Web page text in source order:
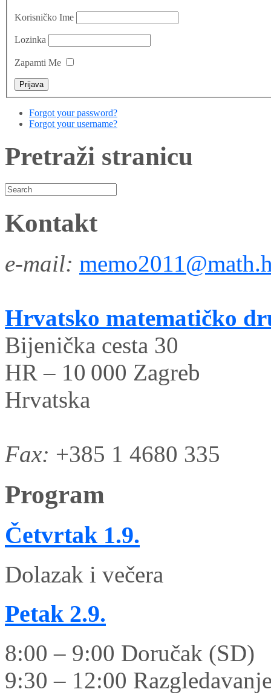
Korisničko Ime
Lozinka
Zapamti Me
Forgot your password?
Forgot your username?
Pretraži stranicu
Kontakt
e-mail:
Hrvatsko matematičko
Bijenička cesta 30
HR – 10 000 Zagreb
Hrvatska
Fax: +385 1 4680 335
Program
Četvrtak1.9.
Dolazak i večera
Petak 2.9.
8:00 – 9:00 Doručak (SD)
9:30 – 12:00